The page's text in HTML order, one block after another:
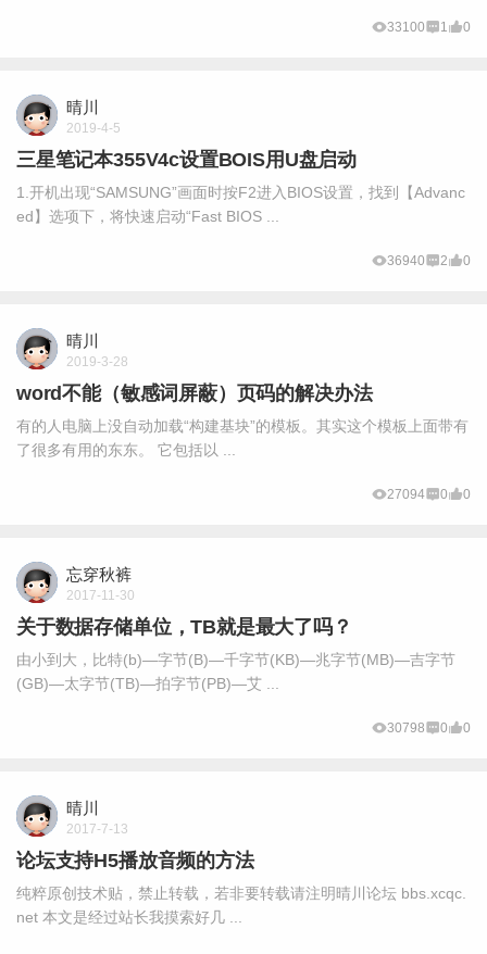
33100 1 0
晴川
2019-4-5
三星笔记本355V4c设置BOIS用U盘启动
1.开机出现“SAMSUNG”画面时按F2进入BIOS设置，找到【Advanc
ed】选项下，将快速启动“Fast BIOS ...
36940 2 0
晴川
2019-3-28
word不能（敏感词屏蔽）页码的解决办法
有的人电脑上没自动加载“构建基块”的模板。其实这个模板上面带有
了很多有用的东东。 它包括以 ...
27094 0 0
忘穿秋裤
2017-11-30
关于数据存储单位，TB就是最大了吗？
由小到大，比特(b)—字节(B)—千字节(KB)—兆字节(MB)—吉字节
(GB)—太字节(TB)—拍字节(PB)—艾 ...
30798 0 0
晴川
2017-7-13
论坛支持H5播放音频的方法
纯粹原创技术贴，禁止转载，若非要转载请注明晴川论坛 bbs.xcqc.
net 本文是经过站长我摸索好几 ...